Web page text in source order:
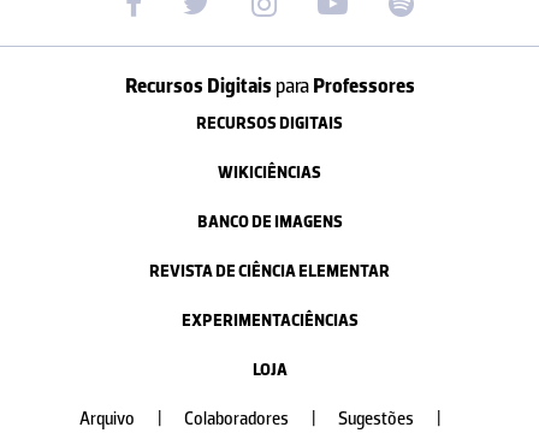
Recursos Digitais paraProfessores
RECURSOS DIGITAIS
WIKICIÊNCIAS
BANCO DE IMAGENS
REVISTA DE CIÊNCIA ELEMENTAR
EXPERIMENTACIÊNCIAS
LOJA
Arquivo Colaboradores Sugestões